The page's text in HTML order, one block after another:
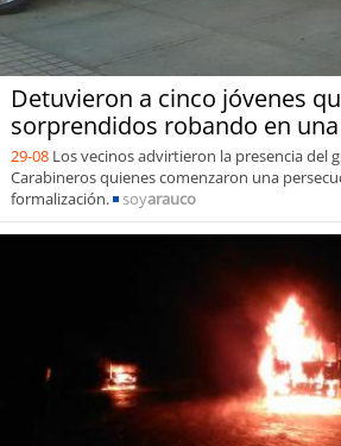
Detuvieron a cinco jóvenes
sorprendidos robando en
29-08 Los vecinos advirtieron la presencia del
Carabineros quienes comenzaron una
formalización.
soyarauco